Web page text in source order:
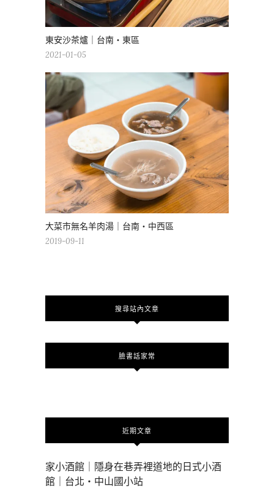
東安沙茶爐｜台南・東區
2021-01-05
大菜市無名羊肉湯｜台南・中西區
2019-09-11
搜尋站內文章
臉書話家常
近期文章
家小酒館｜隱身在巷弄裡道地的日式小酒
館｜台北・中山國小站